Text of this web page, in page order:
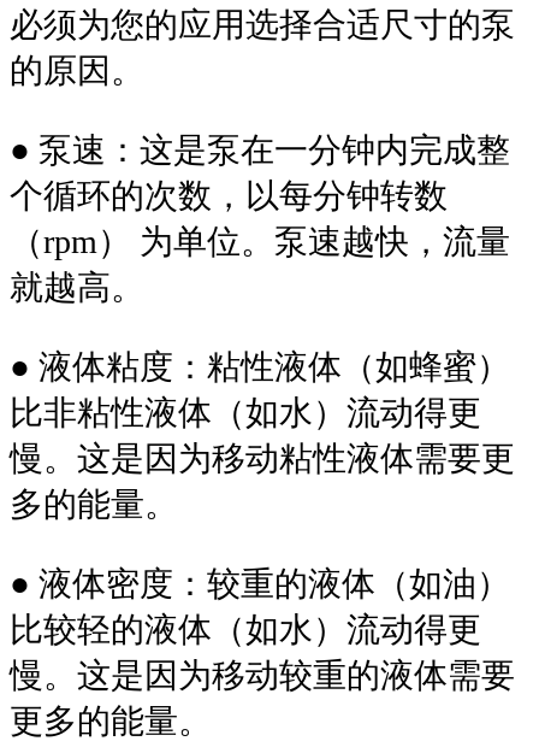
必须为您的应用选择合适尺寸的泵
的原因。
● 泵速：这是泵在一分钟内完成整
个循环的次数，以每分钟转数
（rpm） 为单位。泵速越快，流量
就越高。
● 液体粘度：粘性液体（如蜂蜜）
比非粘性液体（如水）流动得更
慢。这是因为移动粘性液体需要更
多的能量。
● 液体密度：较重的液体（如油）
比较轻的液体（如水）流动得更
慢。这是因为移动较重的液体需要
更多的能量。